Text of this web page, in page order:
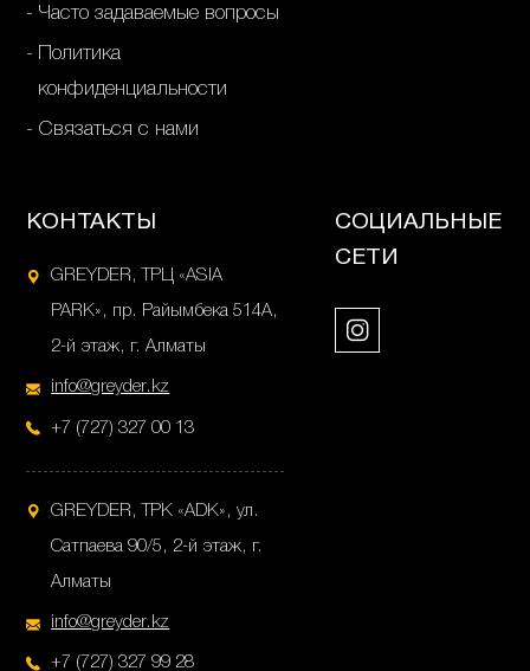
Часто задаваемые вопросы
Политика
конфиденциальности
Связаться с нами
КОНТАКТЫ
GREYDER, ТРЦ «ASIA
PARK», пр. Райымбека 514А,
2-й этаж, г. Алматы
info@greyder.kz
+7 (727) 327 00 13
GREYDER, ТРК «ADK», ул.
Сатпаева 90/5, 2-й этаж, г.
Алматы
info@greyder.kz
+7 (727) 327 99 28
СОЦИАЛЬНЫЕ
СЕТИ